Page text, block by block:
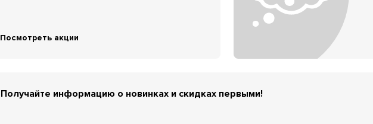
Посмотреть акции
Получайте информацию о новинках и скидках первыми!